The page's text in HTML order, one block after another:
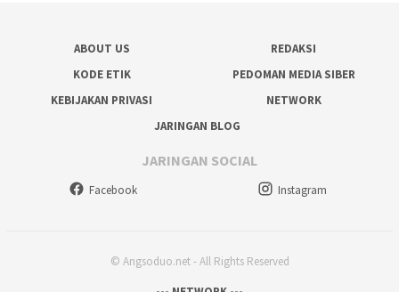
ABOUT US
REDAKSI
KODE ETIK
PEDOMAN MEDIA SIBER
KEBIJAKAN PRIVASI
NETWORK
JARINGAN BLOG
JARINGAN SOCIAL
Facebook Instagram
© Angsoduo.net - All Rights Reserved